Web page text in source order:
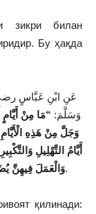
зикри билан
Бу ҳақда
عَنِ ابْنِ عَبَّاسٍ رضي
وَسَلَّمَ: “مَا مِنْ
وَجَلَّ مِنْ هَذِهِ الْأَيَّامِ
أَيَّامُ التَّهْلِيلِ
وَالْعَمَلَ فِيهِنَّ(رَوَاهُ الْاِمَامُ البيهقي).
қилинади: